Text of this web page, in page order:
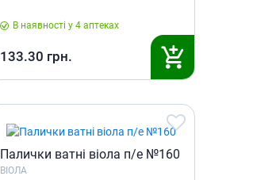
В наявності у 4 аптеках
133.30 грн.
Палички ватнi вiола п/е №160
ВІОЛА